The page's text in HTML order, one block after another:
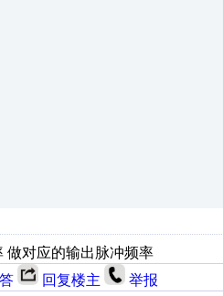
做对应的输出脉冲频率
回复楼主 举报